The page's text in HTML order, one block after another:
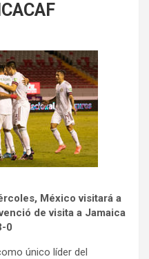
México visitará a
de visita a Jamaica
0
único líder del